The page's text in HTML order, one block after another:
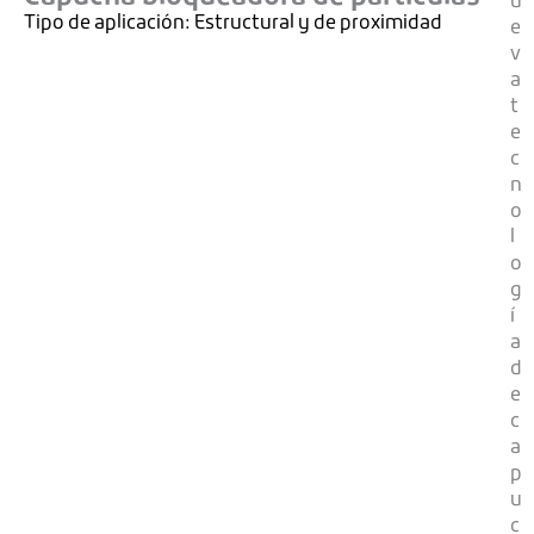
Tipo de aplicación: Estructural y de proximidad
e
v
a
t
e
c
n
o
l
o
g
í
a
d
e
c
a
p
u
c